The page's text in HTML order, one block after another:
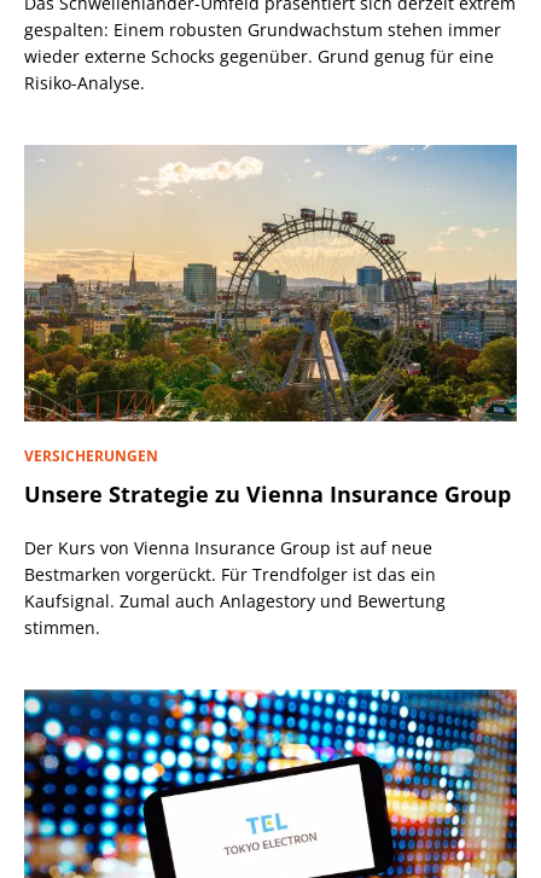
gespalten: Einem robusten Grundwachstum stehen immer
wieder externe Schocks gegenüber. Grund genug für eine
Risiko-Analyse.
VERSICHERUNGEN
Unsere Strategie zu Vienna Insurance Group
Der Kurs von Vienna Insurance Group ist auf neue
Bestmarken vorgerückt. Für Trendfolger ist das ein
Kaufsignal. Zumal auch Anlagestory und Bewertung
stimmen.